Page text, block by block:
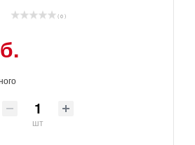
( 0 )
шт